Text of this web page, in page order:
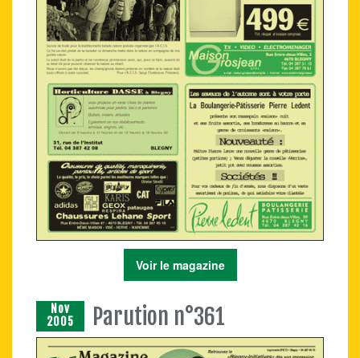
Voir le magazine
Nov
2005
Parution n°361